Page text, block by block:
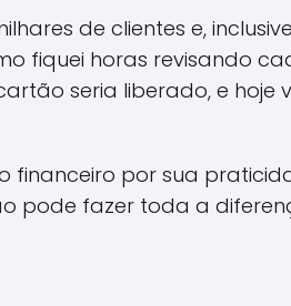
de clientes e,
fiquei horas revisando
seria liberado, e hoje
financeiro por sua
pode fazer toda a